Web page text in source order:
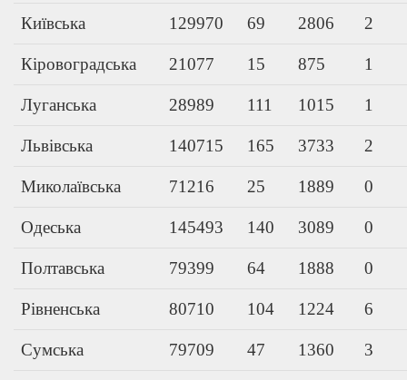
Київська 129970 69 2806 2
Кіровоградська 21077 15 875 1
Луганська 28989 111 1015 1
Львівська 140715 165 3733 2
Миколаївська 71216 25 1889 0
Одеська 145493 140 3089 0
Полтавська 79399 64 1888 0
Рівненська 80710 104 1224 6
Сумська 79709 47 1360 3